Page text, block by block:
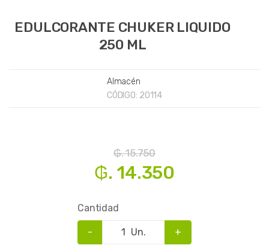
EDULCORANTE CHUKER LIQUIDO
250 ML
Almacén
CÓDIGO: 20114
₲. 15.750
₲. 14.350
Cantidad
- Un. +